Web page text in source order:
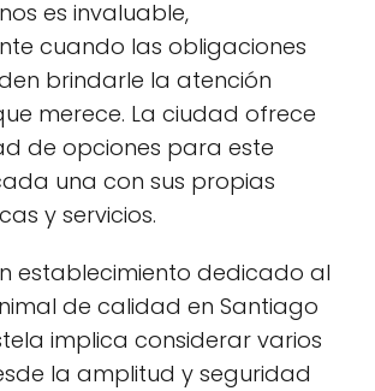
es invaluable,
cuando las obligaciones
brindarle la atención
merece. La ciudad ofrece
de opciones para este
una con sus propias
y servicios.
establecimiento dedicado al
de calidad en Santiago
implica considerar varios
la amplitud y seguridad